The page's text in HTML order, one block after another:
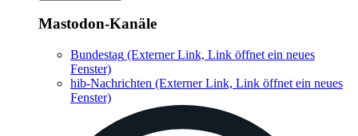
Mastodon-Kanäle
Bundestag (Externer Link, Link öffnet ein neues
Fenster)
hib-Nachrichten (Externer Link, Link öffnet ein neues
Fenster)